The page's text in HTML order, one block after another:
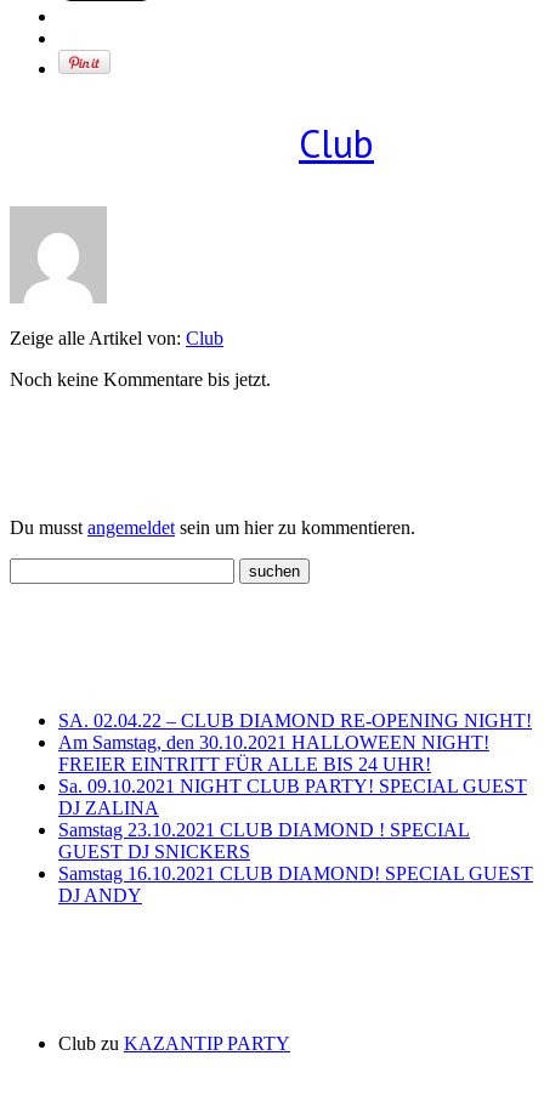
Club
Zeige alle Artikel von: Club
Noch keine Kommentare bis jetzt.
Du musst angemeldet sein um hier zu kommentieren.
SA. 02.04.22 – CLUB DIAMOND RE-OPENING NIGHT!
Am Samstag, den 30.10.2021 HALLOWEEN NIGHT!
FREIER EINTRITT FÜR ALLE BIS 24 UHR!
Sa. 09.10.2021 NIGHT CLUB PARTY! SPECIAL GUEST
DJ ZALINA
Samstag 23.10.2021 CLUB DIAMOND ! SPECIAL
GUEST DJ SNICKERS
Samstag 16.10.2021 CLUB DIAMOND! SPECIAL GUEST
DJ ANDY
Club zu KAZANTIP PARTY